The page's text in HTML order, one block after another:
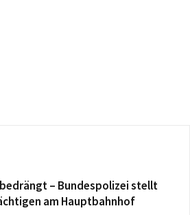
– Bundespolizei stellt
am Hauptbahnhof